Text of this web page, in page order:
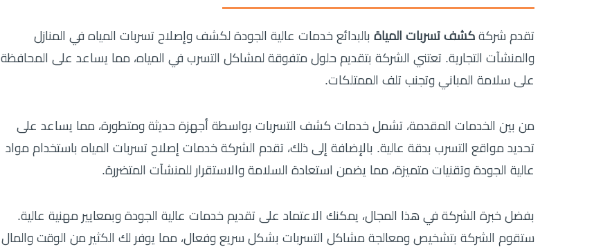
تقدم شركة كشف تسربات المياة بالبدائع خدمات عالية الجودة لكشف وإصلاح تسربات المياه في المنازل
والمنشآت التجارية. تعتني الشركة بتقديم حلول متفوقة لمشاكل التسرب في المياه، مما يساعد على المحافظة
على سلامة المباني وتجنب تلف الممتلكات.
من بين الخدمات المقدمة، تشمل خدمات كشف التسربات بواسطة أجهزة حديثة ومتطورة، مما يساعد على
تحديد مواقع التسرب بدقة عالية. بالإضافة إلى ذلك، تقدم الشركة خدمات إصلاح تسربات المياه باستخدام مواد
عالية الجودة وتقنيات متميزة، مما يضمن استعادة السلامة والاستقرار للمنشآت المتضررة.
بفضل خبرة الشركة في هذا المجال، يمكنك الاعتماد على تقديم خدمات عالية الجودة وبمعايير مهنية عالية.
ستقوم الشركة بتشخيص ومعالجة مشاكل التسربات بشكل سريع وفعال، مما يوفر لك الكثير من الوقت والمال